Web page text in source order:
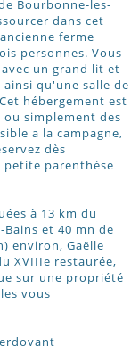
Bourbonne-les-
dans cet
ferme
personnes. Vous
un grand lit et
qu'une salle de
hébergement est
simplement des
a la campagne,
dès
parenthèse
à 13 km du
Bains et 40 mn de
environ, Gaëlle
XVIIIe restaurée,
sur une propriété
vous